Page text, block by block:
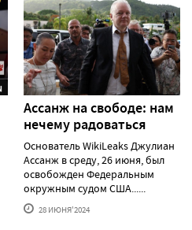
Ассанж на свободе: нам
нечему радоваться
Основатель WikiLeaks Джулиан
Ассанж в среду, 26 июня, был
освобожден Федеральным
окружным судом США......
28 ИЮНЯ'2024